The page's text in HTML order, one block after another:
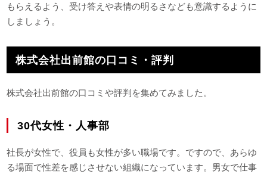
もらえるよう、受け答えや表情の明るさなども意識するように
しましょう。
株式会社出前館の口コミ・評判
株式会社出前館の口コミや評判を集めてみました。
30代女性・人事部
社長が女性で、役員も女性が多い職場です。ですので、あらゆ
る場面で性差を感じさせない組織になっています。男女で仕事